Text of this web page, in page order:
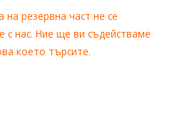
на резервна част не се
с нас. Ние ще ви съдействаме
което търсите.